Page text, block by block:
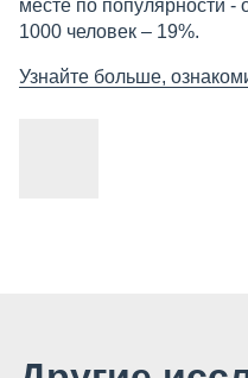
месте по популярности -
1000 человек – 19%.
Узнайте больше,